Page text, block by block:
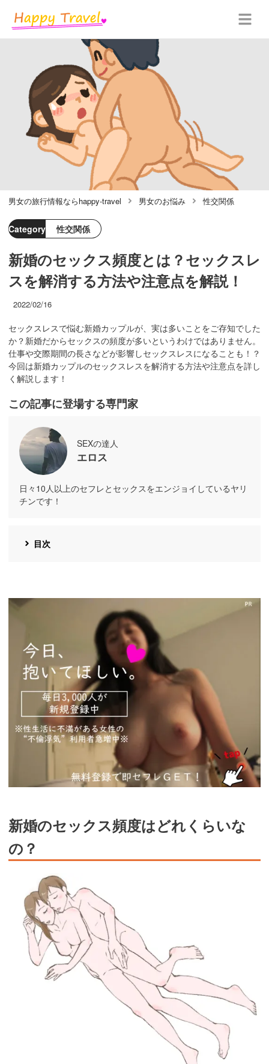
男女の旅行情報ならhappy-travel 男女のお悩み 性交関係
Category 性交関係
新婚のセックス頻度とは？セックスレ
スを解消する方法や注意点を解説！
2022/02/16
セックスレスで悩む新婚カップルが、実は多いことをご存知でした
か？新婚だからセックスの頻度が多いというわけではありません。
仕事や交際期間の長さなどが影響しセックスレスになることも！？
今回は新婚カップルのセックスレスを解消する方法や注意点を詳し
く解説します！
この記事に登場する専門家
SEXの達人
エロス
日々10人以上のセフレとセックスをエンジョイしているヤリ
チンです！
目次
https://pcmax.jp/lp/?
新婚のセックス頻度はどれくらいな
の？